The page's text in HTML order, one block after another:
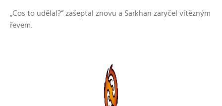
„Cos to udělal?“ zašeptal znovu a Sarkhan zaryčel vítězným
řevem.